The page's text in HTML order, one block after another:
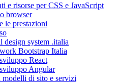
e risorse per CSS e JavaScript
browser
le prestazioni
design system .italia
Bootstrap Italia
React
Angular
di sito e servizi